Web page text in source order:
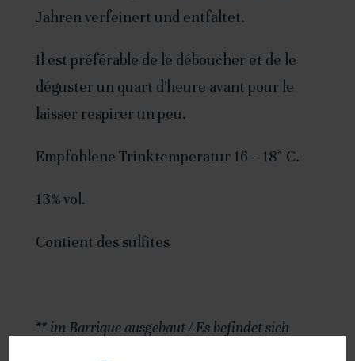
Jahren verfeinert und entfaltet.
Il est préférable de le déboucher et de le
déguster un quart d'heure avant pour le
laisser respirer un peu.
Empfohlene Trinktemperatur 16 – 18° C.
13% vol.
Contient des sulfites
** im Barrique ausgebaut / Es befindet sich